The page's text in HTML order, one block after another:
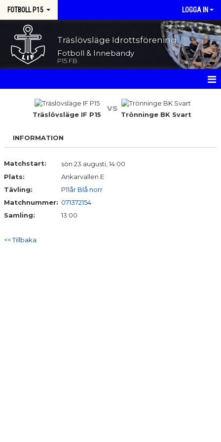
FOTBOLL P15 LOGGA IN
Träslövsläge Idrottsförening
Fotboll & Innebandy
P15 FB
KALENDER
MATCHER
BILDGALLERI
Träslövsläge IF P15
vs
Trönninge BK Svart
INFORMATION
Matchstart:
sön 23 augusti, 14:00
Plats:
Ankarvallen E
Tävling:
P11år Blå norr
Matchnummer: 071372154
Samling:
13:00
<< Tillbaka